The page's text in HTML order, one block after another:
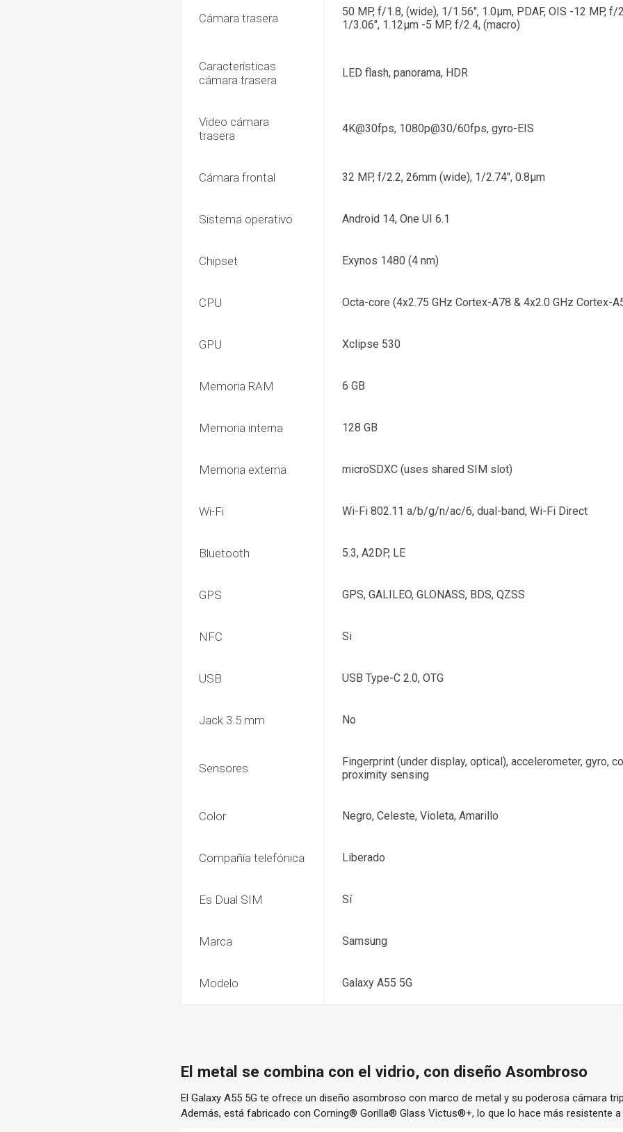
Cámara trasera
50 MP, f/1.8, (wide), 1/1.56", 1.0µm, PDAF, OIS -12 MP, f/
1/3.06", 1.12µm -5 MP, f/2.4, (macro)
Características
cámara trasera
LED flash, panorama, HDR
Video cámara
trasera
4K@30fps, 1080p@30/60fps, gyro-EIS
Cámara frontal 32 MP, f/2.2, 26mm (wide), 1/2.74", 0.8µm
Sistema operativo Android 14, One UI 6.1
Chipset Exynos 1480 (4 nm)
CPU Octa-core (4x2.75 GHz Cortex-A78 & 4x2.0 GHz Cortex-
GPU Xclipse 530
Memoria RAM 6 GB
Memoria interna 128 GB
Memoria externa microSDXC (uses shared SIM slot)
Wi-Fi Wi-Fi 802.11 a/b/g/n/ac/6, dual-band, Wi-Fi Direct
Bluetooth 5.3, A2DP, LE
GPS GPS, GALILEO, GLONASS, BDS, QZSS
NFC Si
USB USB Type-C 2.0, OTG
Jack 3.5 mm No
Sensores
Fingerprint (under display, optical), accelerometer, gyro,
proximity sensing
Color Negro, Celeste, Violeta, Amarillo
Compañía telefónica Liberado
Es Dual SIM Sí
Marca Samsung
Modelo Galaxy A55 5G
El metal se combina con el vidrio, con diseño Asombroso
El Galaxy A55 5G te ofrece un diseño asombroso con marco de metal y su poderosa cámara
Además, está fabricado con Corning® Gorilla® Glass Victus®+, lo que lo hace más resistente a